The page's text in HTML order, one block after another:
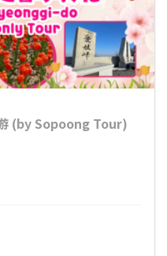
(by Sopoong Tour)